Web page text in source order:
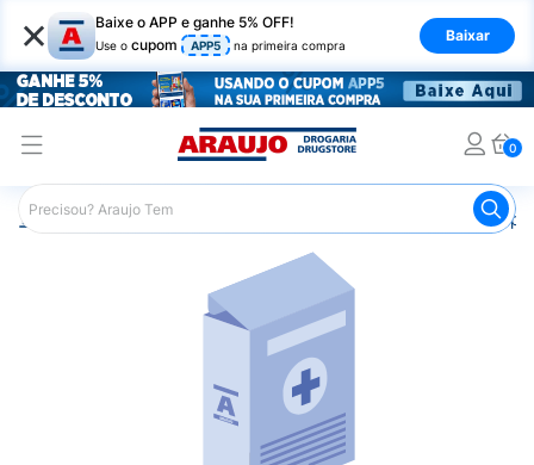
× Baixe o APP e ganhe 5% OFF!
Use o cupom APP5 na primeira compra
Baixar
0
Araujo Medicamentos